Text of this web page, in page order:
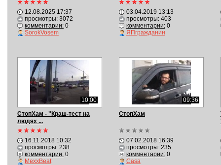
12.08.2025 17:37
просмотры: 3072
комментарии:0
SorokVosem
03.04.2019 13:13
просмотры: 403
комментарии:0
ЯПгражданин
10:00
СтопХам - "Краш-тест на
людях ...
16.11.2018 10:32
просмотры: 238
комментарии:0
MexxBeat
09:36
СтопХам
07.02.2018 16:39
просмотры: 235
комментарии:0
Casa